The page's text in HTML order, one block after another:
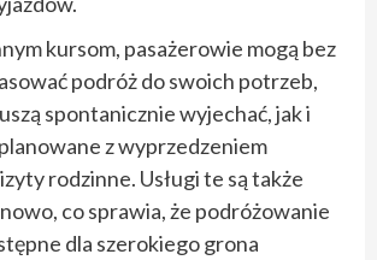
kursom, pasażerowie mogą bez
podróż do swoich potrzeb,
spontanicznie wyjechać, jak i
z wyprzedzeniem
rodzinne. Usługi te są także
co sprawia, że podróżowanie
dla szerokiego grona